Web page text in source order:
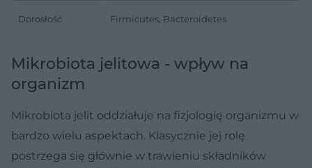
Dorosłość Firmicutes, Bacteroidetes
Mikrobiota jelitowa - wpływ na
organizm
Mikrobiota jelit oddziałuje na fizjologię organizmu w
bardzo wielu aspektach. Klasycznie jej rolę
postrzega się głównie w trawieniu składników